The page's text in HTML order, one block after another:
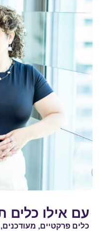
עם אילו כלים
כלים פרקטיים,